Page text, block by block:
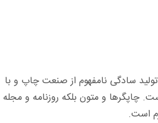
سادگی نامفهوم از صنعت چاپ و با
چاپگرها و متون بلکه روزنامه و مجله
است.